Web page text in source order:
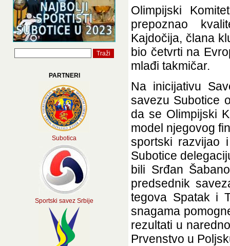
PARTNERI
Subotica
Sportski savez Srbije
Olimpijski
prepoznao
Kajdočija, člana
bio četvrti na
mlađi takmičar.
Na inicijativu
savezu Subotice
da se Olimpijski
model njegovog
sportski razvijao
Subotice
bili Srđan
predsednik
tegova Spatak i
snagama
rezultati u
Prvenstvo u